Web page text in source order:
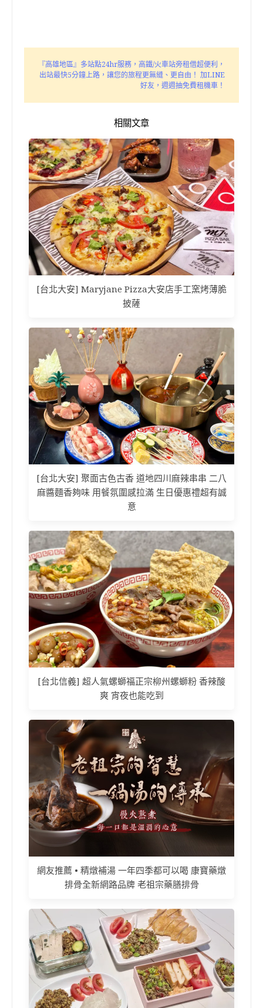
『高雄地區』多站點24hr服務，高鐵/火車站旁租借超便利，
出站最快5分鐘上路，讓您的旅程更無縫、更自由！ 加LINE
好友，週週抽免費租機車！
相關文章
[台北大安] Maryjane Pizza大安店手工窯烤薄脆
披薩
[台北大安] 聚面古色古香 道地四川麻辣串串 二八
麻醬麵香夠味 用餐氛圍感拉滿 生日優惠禮超有誠
意
[台北信義] 超人氣螺螄福正宗柳州螺螄粉 香辣酸
爽 宵夜也能吃到
網友推薦 • 精燉補湯 一年四季都可以喝 康寶藥燉
排骨全新網路品牌 老祖宗藥膳排骨